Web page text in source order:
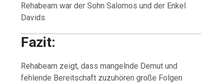
Rehabeam war der Sohn Salomos und der Enkel
Davids.
Fazit:
Rehabeam zeigt, dass mangelnde Demut und
fehlende Bereitschaft zuzuhören große Folgen